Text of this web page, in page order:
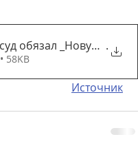
обязал _Новую .
Скачать • 58KB
Источник